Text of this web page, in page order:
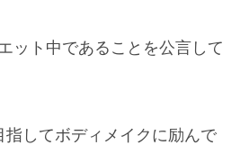
ット中であることを公言して
指してボディメイクに励んで